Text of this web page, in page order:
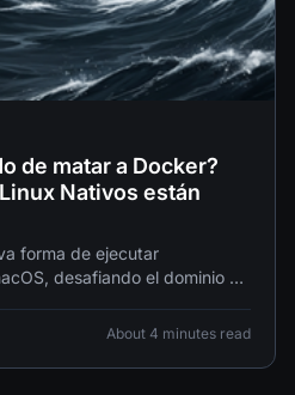
de matar a Docker?
Nativos están
forma de ejecutar
desafiando el dominio de
About 4 minutes read